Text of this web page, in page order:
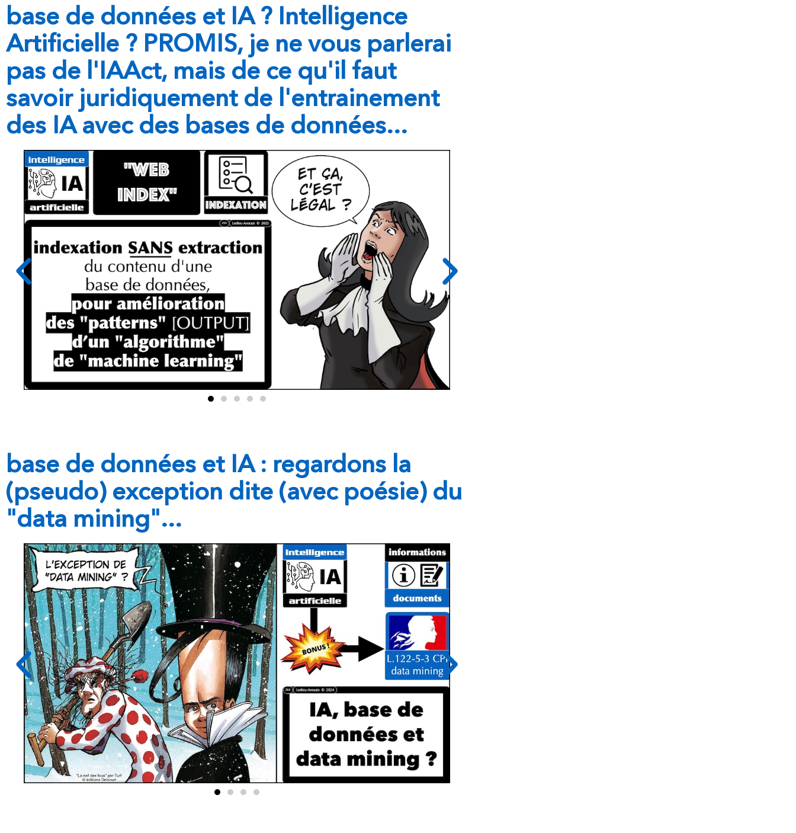
base de données et IA ? Intelligence
Artificielle ? PROMIS, je ne vous parlerai
pas de l'IAAct, mais de ce qu'il faut
savoir juridiquement de l'entrainement
des IA avec des bases de données...
base de données et IA : regardons la
(pseudo) exception dite (avec poésie) du
"data mining"...